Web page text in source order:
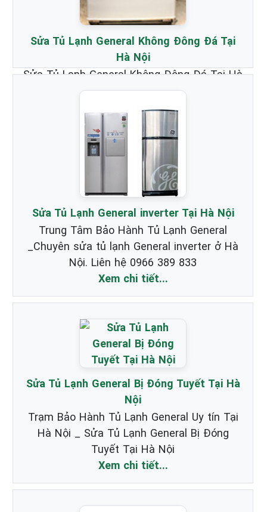
Sửa Tủ Lạnh General Không Đông Đá Tại
Hà Nội
Sửa Tủ Lạnh General Không Đông Đá Tại Hà
Nội _ Chuyên nhận Bảo Hành & Sửa Chữa
Tủ Lạnh Hãng General chất lượng nhất.
Xem chi tiết...
Sửa Tủ Lạnh General inverter Tại Hà Nội
Trung Tâm Bảo Hành Tủ Lạnh General
_Chuyên sửa tủ lạnh General inverter ở Hà
Nội. Liên hệ 0966 389 833
Xem chi tiết...
Sửa Tủ Lạnh General Bị Đóng Tuyết Tại Hà
Nội
Trạm Bảo Hành Tủ Lạnh General Uy tín Tại
Hà Nội _ Sửa Tủ Lạnh General Bị Đóng
Tuyết Tại Hà Nội
Xem chi tiết...